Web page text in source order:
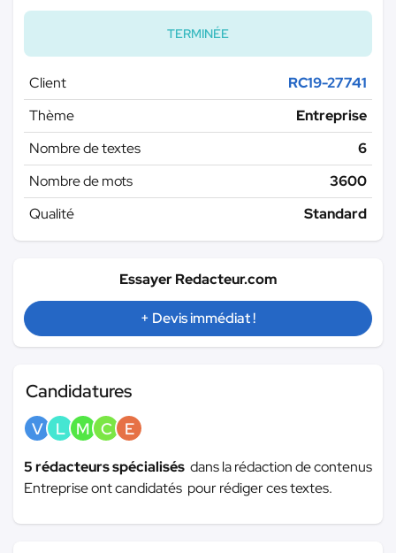
TERMINÉE
Client
RC19-27741
Thème
Entreprise
Nombre de textes
6
Nombre de mots
3600
Qualité
Standard
Essayer Redacteur.com
+ Devis immédiat !
Candidatures
V L M C E
5 rédacteurs spécialisés dans la rédaction de contenus
Entreprise ont candidatés pour rédiger ces textes.